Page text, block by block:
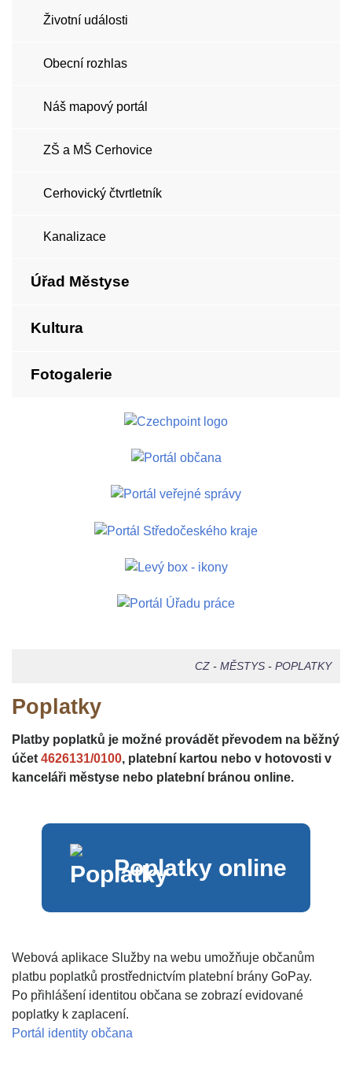
Životní události
Obecní rozhlas
Náš mapový portál
ZŠ a MŠ Cerhovice
Cerhovický čtvrtletník
Kanalizace
Úřad Městyse
Kultura
Fotogalerie
CZ- MĚSTYS- POPLATKY
Poplatky
Platby poplatků je možné provádět převodem na běžný
účet 4626131/0100, platební kartou nebo v hotovosti v
kanceláři městyse nebo platební bránou online.
Poplatky online
Webová aplikace Služby na webu umožňuje občanům
platbu poplatků prostřednictvím platební brány GoPay.
Po přihlášení identitou občana se zobrazí evidované
poplatky k zaplacení.
Portál identity občana